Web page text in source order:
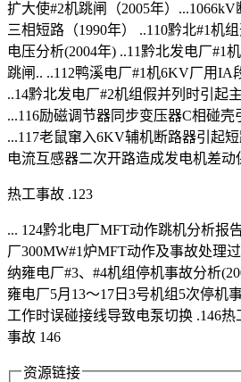
扩大使#2机跳闸（2005年）
三相短路（1990年） ..110黔北#1机
电压分析(2004年) ..11黔北发电厂#1
跳闸.. ..112鸭溪电厂#1机6KV厂用IA
..14黔北发电厂#2机组假并列时引起
...116励磁调节器同步变压器C相碰
...117老鼠窜入6KV辅机断路器引起
电流互感器二次开路造成发电机差动
热工事故 .123
... 124黔北电厂MFT动作跳机分析报
厂300MW#1炉MFT动作及事故处理
纳雍电厂#3、#4机组停机事故分析
雍电厂5月13～17日3号机组5次停机
工作时误碰接线导致电泵切换 .146
事故 146
资源链接